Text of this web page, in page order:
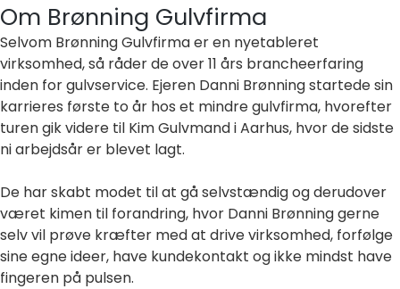
Om Brønning Gulvfirma
Selvom Brønning Gulvfirma er en nyetableret
virksomhed, så råder de over 11 års brancheerfaring
inden for gulvservice. Ejeren Danni Brønning startede sin
karrieres første to år hos et mindre gulvfirma, hvorefter
turen gik videre til Kim Gulvmand i Aarhus, hvor de sidste
ni arbejdsår er blevet lagt.
De har skabt modet til at gå selvstændig og derudover
været kimen til forandring, hvor Danni Brønning gerne
selv vil prøve kræfter med at drive virksomhed, forfølge
sine egne ideer, have kundekontakt og ikke mindst have
fingeren på pulsen.